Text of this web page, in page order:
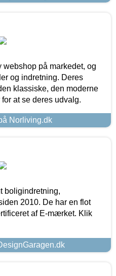
webshop på markedet, og
og indretning. Deres
klassiske, den moderne
at se deres udvalg.
Norliving.dk
boligindretning,
2010. De har en flot
af E-mærket. Klik